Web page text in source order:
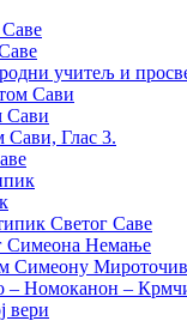
учитељ и
Сави
Сави
Сави, Глас 3.
Светог Саве
Симеона Немање
Симеону
– Номоканон –
вери